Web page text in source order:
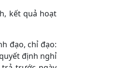
kết quả hoạt
đạo, chỉ đạo:
định nghỉ